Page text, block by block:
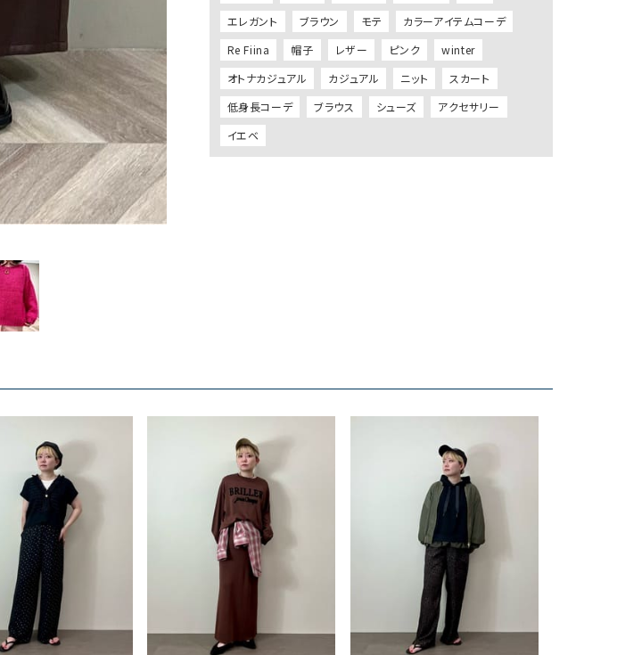
エレガント
ブラウン モテ
カラーアイテムコーデ
Re Fiina
帽子 レザー ピンク
winter
オトナカジュアル
カジュアル ニット
スカート
低身長コーデ
ブラウス シューズ
アクセサリー
イエベ